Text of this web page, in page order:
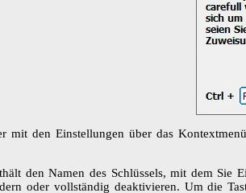
mit den Einstellungen über das
den Namen des Schlüssels, mit dem Sie
oder vollständig deaktivieren. Um die